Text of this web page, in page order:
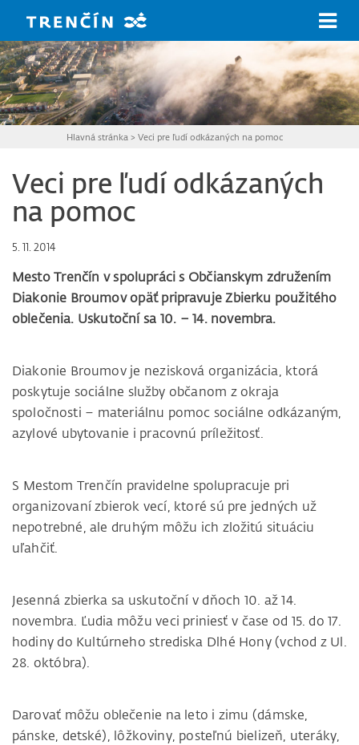
Hlavná stránka >Veci pre ľudí odkázaných na pomoc
Veci pre ľudí odkázaných
na pomoc
5. 11. 2014
Mesto Trenčín v spolupráci s Občianskym združením
Diakonie Broumov opäť pripravuje Zbierku použitého
oblečenia. Uskutoční sa 10. – 14. novembra.
Diakonie Broumov je nezisková organizácia, ktorá
poskytuje sociálne služby občanom z okraja
spoločnosti – materiálnu pomoc sociálne odkázaným,
azylové ubytovanie i pracovnú príležitosť.
S Mestom Trenčín pravidelne spolupracuje pri
organizovaní zbierok vecí, ktoré sú pre jedných už
nepotrebné, ale druhým môžu ich zložitú situáciu
uľahčiť.
Jesenná zbierka sa uskutoční v dňoch 10. až 14.
novembra. Ľudia môžu veci priniesť v čase od 15. do 17.
hodiny do Kultúrneho strediska Dlhé Hony (vchod z Ul.
28. októbra).
Darovať môžu oblečenie na leto i zimu (dámske,
pánske, detské), lôžkoviny, posteľnú bielizeň, uteráky,